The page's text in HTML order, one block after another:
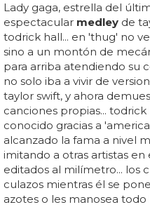
Lady gaga, estrella del
espectacular medley de
todrick hall... en 'thug' no
sino a un montón de
para arriba atendiendo su
no solo iba a vivir de
taylor swift, y ahora
canciones propias...
conocido gracias a
alcanzado la fama a nivel
imitando a otras artistas
editados al milímetro... los
culazos mientras él se
azotes o les manosea todo